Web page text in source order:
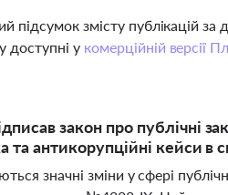
підсумок змісту публікацій
доступні у комерційній версії
закон про публічні
та антикорупційні кейси в
значні зміни у сфері